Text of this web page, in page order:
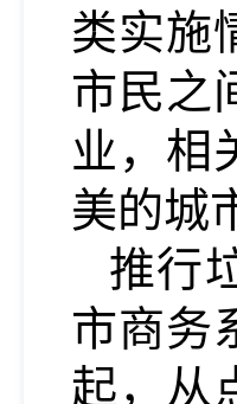
类实施
市民之
业，相
美的城
推行
市商务
起，从